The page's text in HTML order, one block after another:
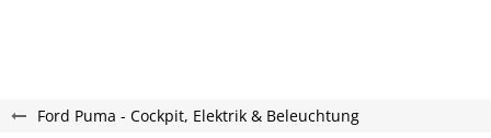
Ford Puma - Cockpit, Elektrik & Beleuchtung